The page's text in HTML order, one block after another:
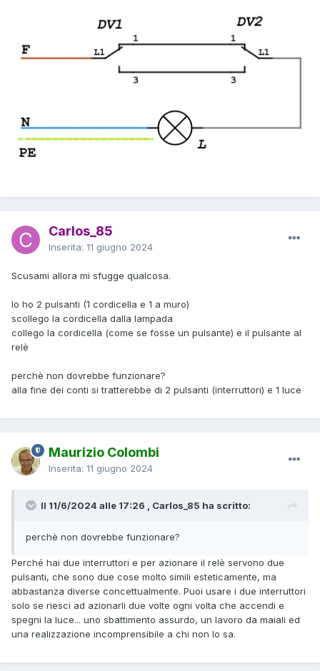
Carlos_85
Inserita: 11 giugno 2024
Scusami allora mi sfugge qualcosa.
Io ho 2 pulsanti (1 cordicella e 1 a muro)
scollego la cordicella dalla lampada
collego la cordicella (come se fosse un pulsante) e il pulsante al
relè
perchè non dovrebbe funzionare?
alla fine dei conti si tratterebbe di 2 pulsanti (interruttori) e 1 luce
Maurizio Colombi
Inserita: 11 giugno 2024
Il 11/6/2024 alle 17:26 , Carlos_85 ha scritto:
perchè non dovrebbe funzionare?
Perché hai due interruttori e per azionare il relè servono due
pulsanti, che sono due cose molto simili esteticamente, ma
abbastanza diverse concettualmente. Puoi usare i due interruttori
solo se riesci ad azionarli due volte ogni volta che accendi e
spegni la luce... uno sbattimento assurdo, un lavoro da maiali ed
una realizzazione incomprensibile a chi non lo sa.